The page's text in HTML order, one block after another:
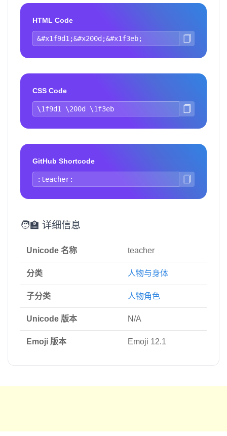
HTML Code
CSS Code
GitHub Shortcode
🧑‍🏫 详细信息
Unicode 名称 teacher
分类 人物与身体
子分类 人物角色
Unicode 版本 N/A
Emoji 版本 Emoji 12.1